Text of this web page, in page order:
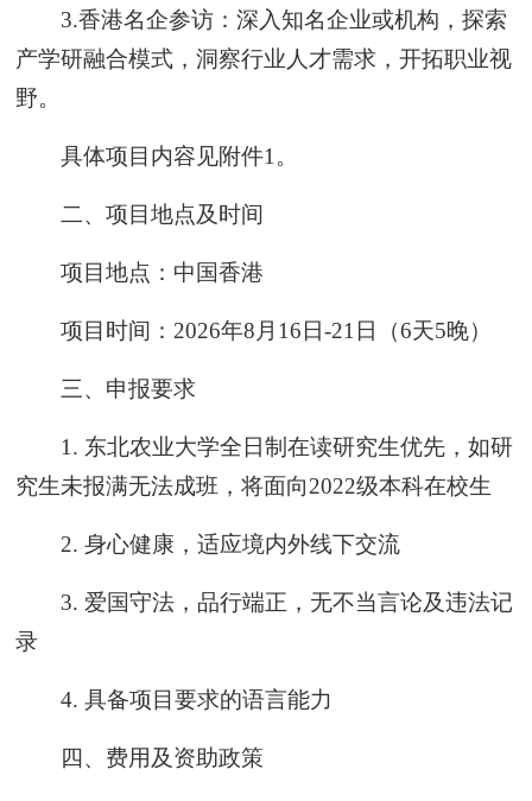
3.香港名企参访：深入知名企业或机构，探索
产学研融合模式，洞察行业人才需求，开拓职业视
野。
具体项目内容见附件1。
二、项目地点及时间
项目地点：中国香港
项目时间：2026年8月16日-21日（6天5晚）
三、申报要求
1. 东北农业大学全日制在读研究生优先，如研
究生未报满无法成班，将面向2022级本科在校生
2. 身心健康，适应境内外线下交流
3. 爱国守法，品行端正，无不当言论及违法记
录
4. 具备项目要求的语言能力
四、费用及资助政策